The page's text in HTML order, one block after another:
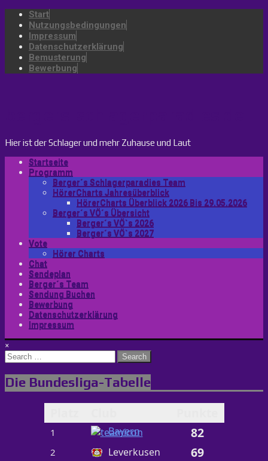
Start
Nutzungsbedingungen
Impressum
Datenschutzerklärung
Bemusterung
Bewerbung
Hier ist der Schlager und mehr Zuhause und Laut
Startseite
Programm
Berger´s Schlagerparadies Team
HörerCharts Jahresüberblick
HörerCharts Überblick 2026 Bis 29.05.2026
Berger´s VÖ´s Übersicht
Berger´s VÖ`s 2026
Berger´s VÖ`s 2027
Vote
Hörer Charts
Chat
Sendeplan
Berger´s Team
Sendung Buchen
Bewerbung
Datenschutzerklärung
Impressum
×
Search
for:
Die Bundesliga-Tabelle
1 Bayern 82
2 Leverkusen 69